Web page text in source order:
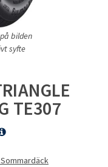
bilden
syfte
TE307